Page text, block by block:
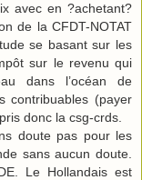
avec en ?achetant?
de la CFDT-NOTAT
se basant sur les
sur le revenu qui
dans l’océan de
contribuables (payer
donc la csg-crds.
doute pas pour les
sans aucun doute.
Le Hollandais est